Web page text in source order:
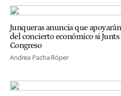
Junqueras anuncia que
del concierto económico si Junts
Congreso
Andrea Pacha Röper